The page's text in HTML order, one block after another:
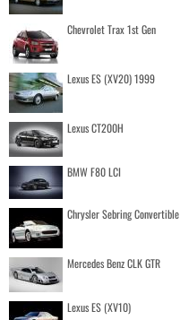
Chevrolet Trax 1st Gen
Lexus ES (XV20) 1999
Lexus CT200H
BMW F80 LCI
Chrysler Sebring Convertible
Mercedes Benz CLK GTR
Lexus ES (XV10)